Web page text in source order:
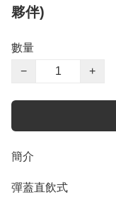
夥伴)
數量
−
+
簡介
彈蓋直飲式